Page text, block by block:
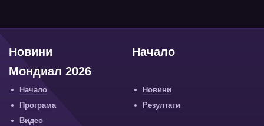
Начало
Новини
Мондиал 2026
Начало
Новини
Програма
Резултати
Видео